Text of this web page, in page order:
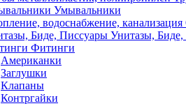
Умывальники
Унитазы,
Фитинги
Американки
Заглушки
Клапаны
Контргайки